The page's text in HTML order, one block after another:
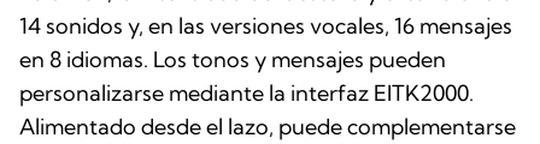
14 sonidos y, en las versiones vocales, 16 mensajes
en 8 idiomas. Los tonos y mensajes pueden
personalizarse mediante la interfaz EITK2000.
Alimentado desde el lazo, puede complementarse